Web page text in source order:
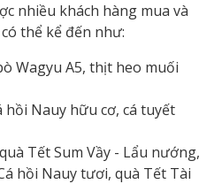
nhiều khách hàng mua và
thể kể đến như:
Wagyu A5, thịt heo muối
hồi Nauy hữu cơ, cá tuyết
Tết Sum Vầy - Lẩu nướng,
hồi Nauy tươi, quà Tết Tài